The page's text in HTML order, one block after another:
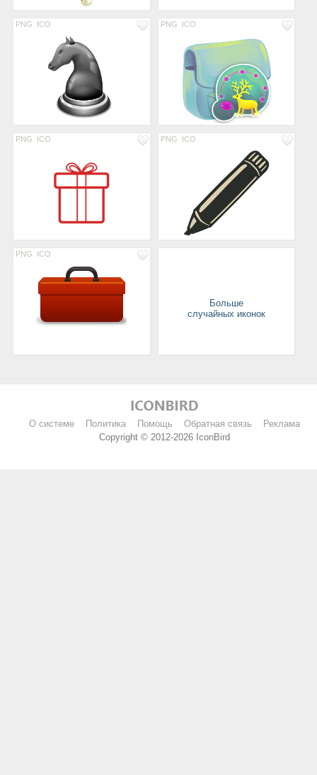
PNG ICO PNG ICO
PNG ICO PNG ICO
PNG ICO
Больше
случайных иконок
О системе Политика Помощь Обратная связь
Реклама
Copyright © 2012-2026 IconBird